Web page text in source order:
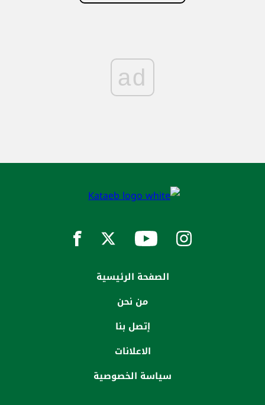
ad
الصفحة الرئيسية
من نحن
إتصل بنا
الاعلانات
سياسة الخصوصية